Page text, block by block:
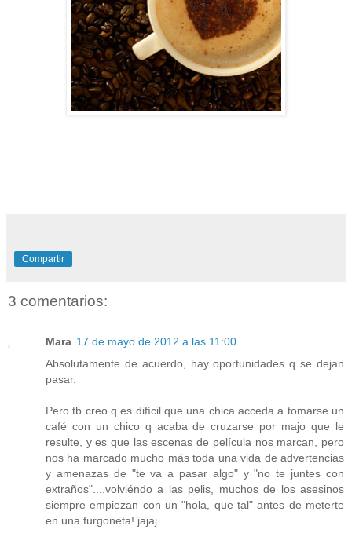
Compartir
3 comentarios:
Mara 17 de mayo de 2012 a las 11:00
Absolutamente de acuerdo, hay oportunidades q se dejan
pasar.
Pero tb creo q es difícil que una chica acceda a tomarse un
café con un chico q acaba de cruzarse por majo que le
resulte, y es que las escenas de película nos marcan, pero
nos ha marcado mucho más toda una vida de advertencias
y amenazas de "te va a pasar algo" y "no te juntes con
extraños"....volviéndo a las pelis, muchos de los asesinos
siempre empiezan con un "hola, que tal" antes de meterte
en una furgoneta! jajaj